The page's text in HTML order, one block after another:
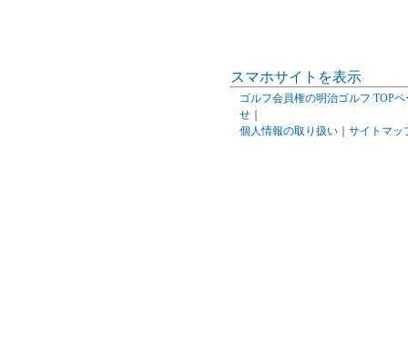
スマホサイトを表示
ゴルフ会員権の明治ゴルフ TOPペ
せ
個人情報の取り扱い
サイトマッ